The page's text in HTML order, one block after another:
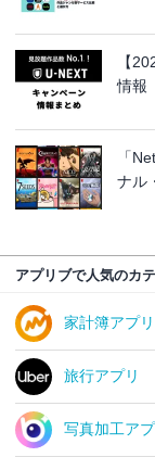
【
情報
「
ナル
アプリブで人気のカ
家計簿アプリ
旅行アプリ
写真加工アプ